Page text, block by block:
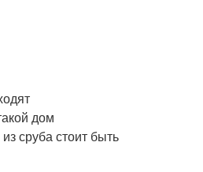
дом
сруба стоит быть